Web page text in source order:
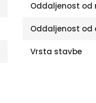
Oddaljenost od
Oddaljenost od
Vrsta stavbe